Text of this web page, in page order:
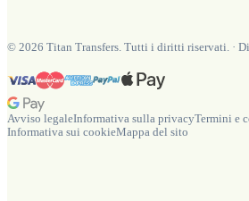
© 2026 Titan Transfers. Tutti i diritti riservati. ·
Avviso legaleInformativa sulla privacyTermini e
Informativa sui cookieMappa del sito